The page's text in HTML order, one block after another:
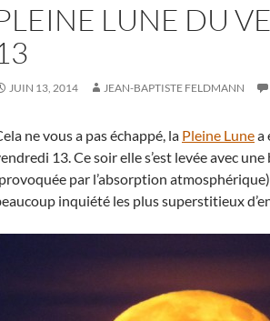
LUNE DU
JUIN 13, 2014 JEAN-BAPTISTE FELDMANN
ne vous a pas échappé, la Pleine Lunea
13. Ce soir elle s’est levée avec
par l’absorption
inquiété les plus superstitieux